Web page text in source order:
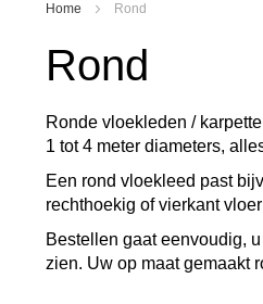
Home Rond
Rond
Ronde vloekleden /
1 tot 4 meter diameters,
Een rond vloekleed past
rechthoekig of vierkant
Bestellen gaat eenvoudig,
zien. Uw op maat gemaakt